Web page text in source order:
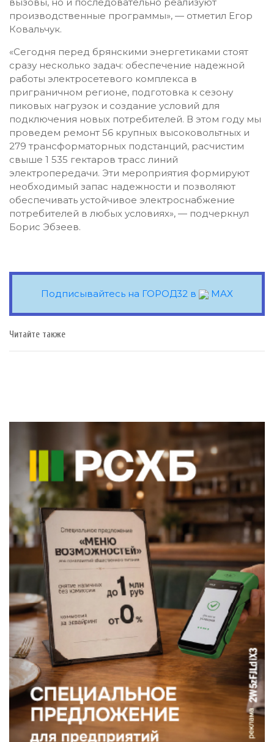
производственные программы», — отметил Егор
Ковальчук.
«Сегодня перед брянскими энергетиками стоят
сразу несколько задач: обеспечение надежной
работы электросетевого комплекса в
приграничном регионе, подготовка к сезону
пиковых нагрузок и создание условий для
подключения новых потребителей. В этом году мы
проведем ремонт 56 крупных высоковольтных и
279 трансформаторных подстанций, расчистим
свыше 1 535 гектаров трасс линий
электропередачи. Эти мероприятия формируют
необходимый запас надежности и позволяют
обеспечивать устойчивое электроснабжение
потребителей в любых условиях», — подчеркнул
Борис Эбзеев.
Подписывайтесь на ГОРОД32 в MAX
Читайте также